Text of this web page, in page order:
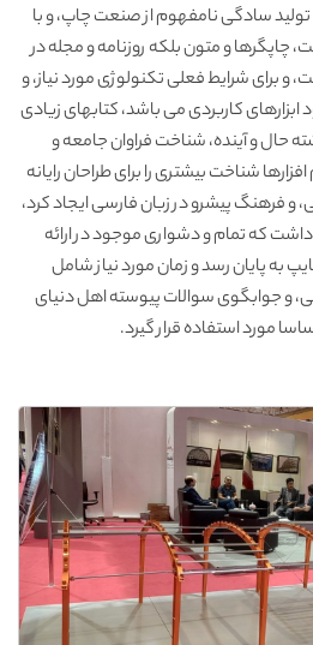
سادگی نامفهوم از صنعت چاپ، و با
چاپگرها و متون بلکه روزنامه و مجله در
و برای شرایط فعلی تکنولوژی مورد نیاز، و
کاربردی می باشد، کتابهای زیادی
و آینده، شناخت فراوان جامعه و
شناخت بیشتری را برای طراحان رایانه
فرهنگ پیشرو در زبان فارسی ایجاد کرد،
که تمام و دشواری موجود در ارائه
به پایان رسد و زمان مورد نیاز شامل
و جوابگوی سوالات پیوسته اهل دنیای
مورد استفاده قرار گیرد.